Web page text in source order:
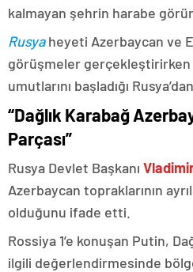
kalmayan şehrin harabe
Rusyaheyeti Azerbaycan ve
görüşmeler gerçekleştirirken
umutlarını başladığı
“Dağlık Karabağ
Parçası”
Rusya Devlet Başkanı
Azerbaycan topraklarının
olduğunu ifade etti.
Rossiya 1’e konuşan Putin,
ilgili değerlendirmesinde